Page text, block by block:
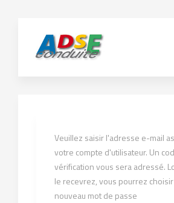
Veuillez saisir l'adresse e-mail
votre compte d'utilisateur. Un
vérification vous sera adressé.
le recevrez, vous pourrez
nouveau mot de passe